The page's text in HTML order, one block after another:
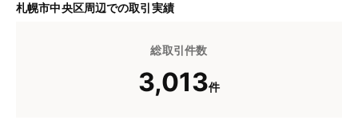
札幌市中央区周辺での取引実績
総取引件数
3,013件